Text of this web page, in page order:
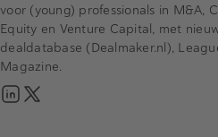
voor (young) professionals in M&A,
Equity en Venture Capital, met
dealdatabase (Dealmaker.nl),
Magazine.